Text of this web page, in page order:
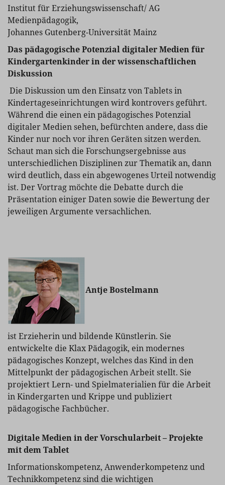
Institut für Erziehungswissenschaft/ AG
Medienpädagogik,
Johannes Gutenberg-Universität Mainz
Das pädagogische Potenzial digitaler Medien für
Kindergartenkinder in der wissenschaftlichen
Diskussion
Die Diskussion um den Einsatz von Tablets in
Kindertageseinrichtungen wird kontrovers geführt.
Während die einen ein pädagogisches Potenzial
digitaler Medien sehen, befürchten andere, dass die
Kinder nur noch vor ihren Geräten sitzen werden.
Schaut man sich die Forschungsergebnisse aus
unterschiedlichen Disziplinen zur Thematik an, dann
wird deutlich, dass ein abgewogenes Urteil notwendig
ist. Der Vortrag möchte die Debatte durch die
Präsentation einiger Daten sowie die Bewertung der
jeweiligen Argumente versachlichen.
Antje Bostelmann
ist Erzieherin und bildende Künstlerin. Sie
entwickelte die Klax Pädagogik, ein modernes
pädagogisches Konzept, welches das Kind in den
Mittelpunkt der pädagogischen Arbeit stellt. Sie
projektiert Lern- und Spielmaterialien für die Arbeit
in Kindergarten und Krippe und publiziert
pädagogische Fachbücher.
Digitale Medien in der Vorschularbeit – Projekte
mit dem Tablet
Informationskompetenz, Anwenderkompetenz und
Technikkompetenz sind die wichtigen